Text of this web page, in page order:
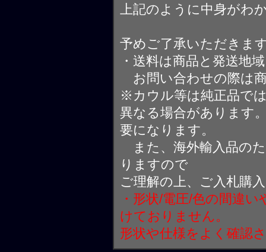
上記のように中身がわ
予めご了承いただきま
・送料は商品と発送地
お問い合わせの際は
※カウル等は純正品で
異なる場合があります
要になります。
また、海外輸入品の
りますので
ご理解の上、ご入札購
・形状/電圧/色の間違
けておりません。
形状や仕様をよく確認